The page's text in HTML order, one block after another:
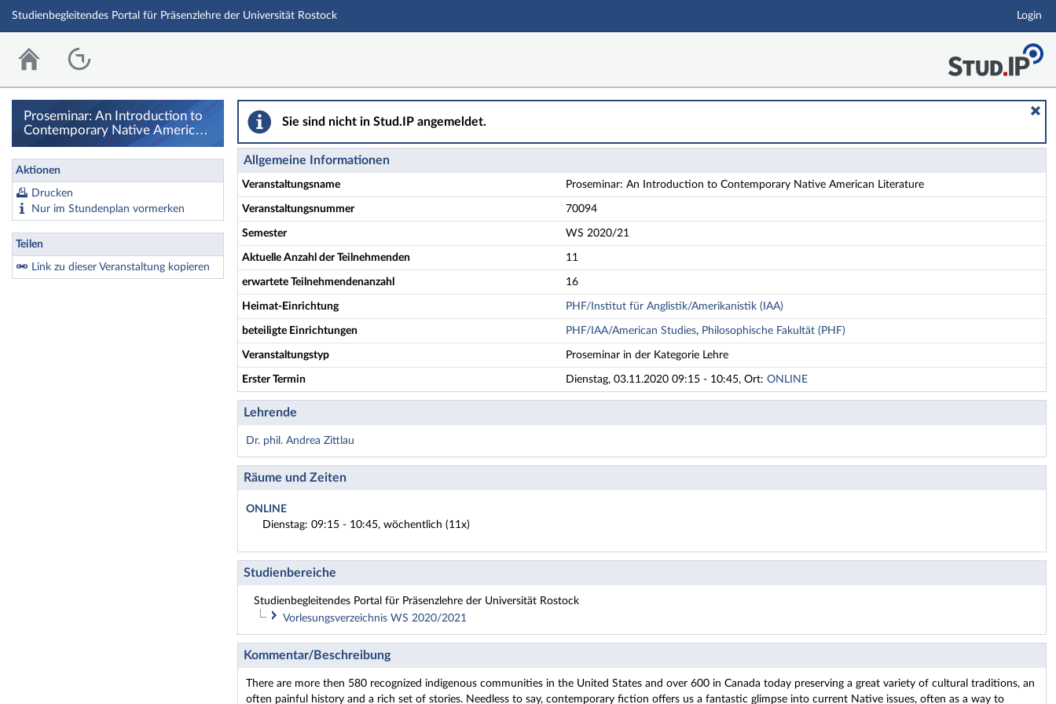
Studienbegleitendes Portal für Präsenzlehre der Universität Rostock Login
Proseminar: An Introduction to
Contemporary Native American
Literature - Details
Aktionen
Drucken
Nur im Stundenplan vormerken
Teilen
Link zu dieser Veranstaltung kopieren
Sie sind nicht in Stud.IP angemeldet.
Allgemeine Informationen
Veranstaltungsname Proseminar: An Introduction to Contemporary Native American Literature
Veranstaltungsnummer 70094
Semester WS 2020/21
Aktuelle Anzahl der Teilnehmenden 11
erwartete Teilnehmendenanzahl 16
Heimat-Einrichtung PHF/Institut für Anglistik/Amerikanistik (IAA)
beteiligte Einrichtungen PHF/IAA/American Studies, Philosophische Fakultät (PHF)
Veranstaltungstyp Proseminar in der Kategorie Lehre
Erster Termin Dienstag, 03.11.2020 09:15 - 10:45, Ort: ONLINE
Lehrende
Dr. phil. Andrea Zittlau
Räume und Zeiten
ONLINE
Dienstag: 09:15 - 10:45, wöchentlich (11x)
Studienbereiche
Studienbegleitendes Portal für Präsenzlehre der Universität Rostock
Vorlesungsverzeichnis WS 2020/2021
Anglistik / Amerikanistik
Literaturwissenschaft
Berufspädagogik
Master Berufspädagogik
Kommentar/Beschreibung
There are more then 580 recognized indigenous communities in the United States and over 600 in Canada today preserving a great variety of cultural traditions, an
often painful history and a rich set of stories. Needless to say, contemporary fiction offers us a fantastic glimpse into current Native issues, often as a way to